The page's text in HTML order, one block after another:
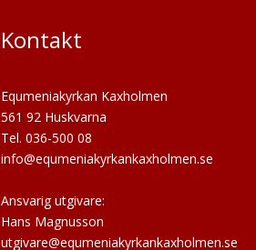
Kontakt
Equmeniakyrkan Kaxholmen
561 92 Huskvarna
Tel. 036-500 08
info@equmeniakyrkankaxholmen.se
Ansvarig utgivare:
Hans Magnusson
utgivare@equmeniakyrkankaxholmen.se